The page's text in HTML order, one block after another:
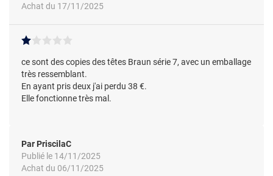
Achat du 17/11/2025
ce sont des copies des têtes Braun série 7, avec un emballage
très ressemblant.
En ayant pris deux j'ai perdu 38 €.
Elle fonctionne très mal.
Par PriscilaC
Publié le 14/11/2025
Achat du 06/11/2025